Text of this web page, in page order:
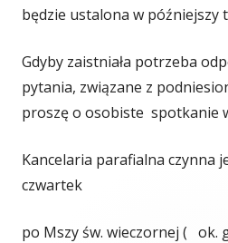
będzie ustalona w późniejszy
Gdyby zaistniała potrzeba
pytania, związane z
proszę o osobiste spotkanie
Kancelaria parafialna czynna
czwartek
po Mszy św. wieczornej ( ok.